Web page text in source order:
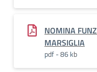
NOMINA
MARSIGLIA
pdf - 86 kb